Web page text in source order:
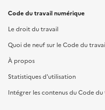
Code du travail numérique
Le droit du travail
Quoi de neuf sur le Code du
À propos
Statistiques d'utilisation
Intégrer les contenus du Code